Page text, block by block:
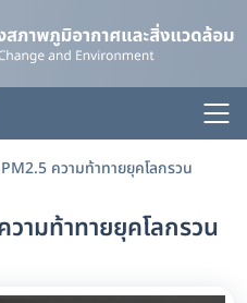
ความท้าทายยุคโลกรวน
ามท้าทายยุคโลกรวน